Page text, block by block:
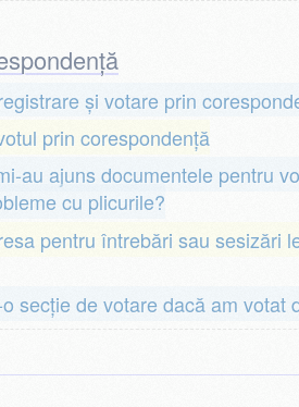
și votare prin
prin corespondență
au ajuns documentele pentru
cu plicurile?
pentru întrebări sau sesizări
secție de votare dacă am votat